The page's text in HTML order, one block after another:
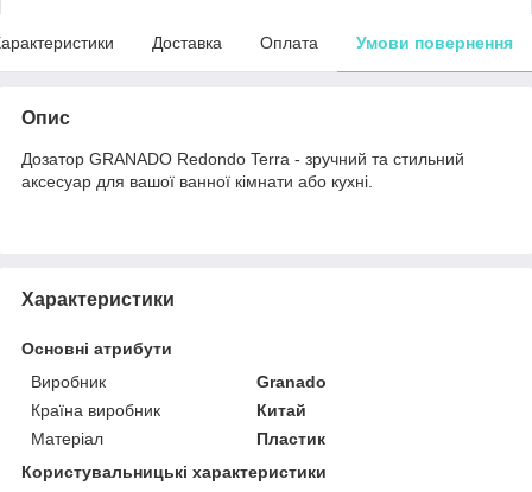
Доставка Оплата Умови повернення
Опис
Дозатор GRANADO Redondo Terra - зручний та стильний
аксесуар для вашої ванної кімнати або кухні.
Характеристики
Основні атрибути
Виробник
Granado
Країна виробник
Китай
Матеріал
Пластик
Користувальницькі характеристики